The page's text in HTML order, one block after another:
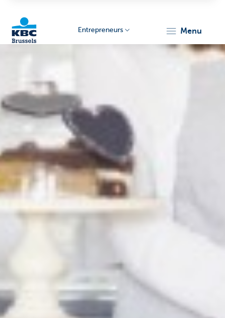
Entrepreneurs
Entrepreneurs menu